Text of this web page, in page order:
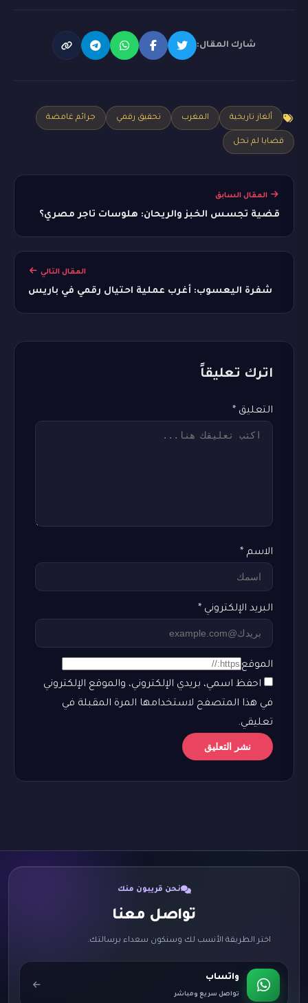
شارك المقال:
ألغاز تاريخية المغرب تحقيق رقمي جرائم غامضة
قضايا لم تحل
المقال السابق
قضية تجسس الخبز والريحان: هلوسات تاجر مصري؟
المقال التالي
شفرة اليعسوب: أغرب عملية احتيال رقمي في باريس
اترك تعليقاً
التعليق *
الاسم *
البريد الإلكتروني *
الموقع
احفظ اسمي، بريدي الإلكتروني، والموقع الإلكتروني
في هذا المتصفح لاستخدامها المرة المقبلة في
تعليقي.
نحن قريبون منك
تواصل معنا
اختر الطريقة الأنسب لك وسنكون سعداء برسالتك.
واتساب
تواصل سريع ومباشر